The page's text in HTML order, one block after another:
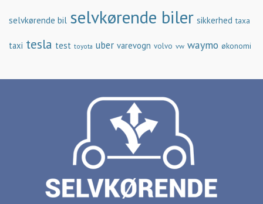
selvkørende bil selvkørende biler sikkerhed taxa
taxi tesla test toyota uber varevogn volvo vw waymo økonomi